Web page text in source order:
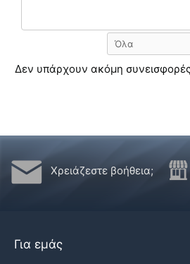
Δεν υπάρχουν ακόμη
Χρειάζεστε βοήθεια;
Για εμάς